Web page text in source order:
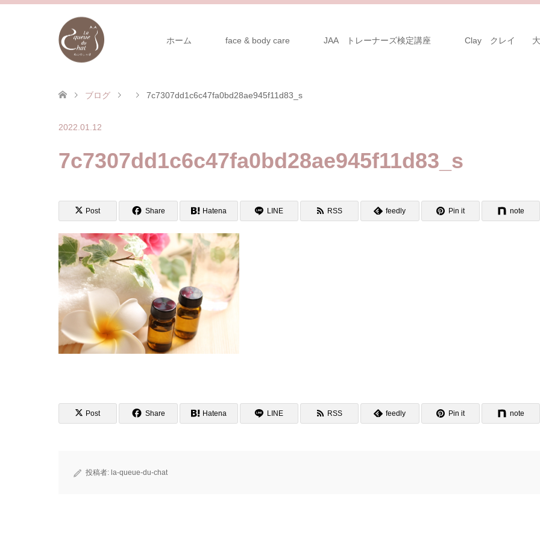
ホーム face & body care JAA トレーナーズ検定講座 Clay クレイ 大
ブログ 7c7307dd1c6c47fa0bd28ae945f11d83_s
2022.01.12
7c7307dd1c6c47fa0bd28ae945f11d83_s
Post Share Hatena LINE RSS feedly Pin it note
Post Share Hatena LINE RSS feedly Pin it note
投稿者: la-queue-du-chat